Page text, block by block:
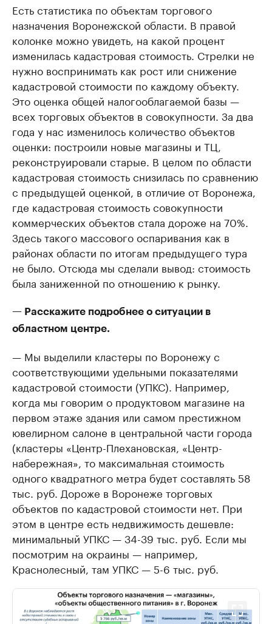
Есть статистика по объектам торгового
назначения Воронежской области. В правой
колонке можно увидеть, на какой процент
изменилась кадастровая стоимость. Стрелки не
нужно воспринимать как рост или снижение
кадастровой стоимости по каждому объекту.
Это оценка общей налогооблагаемой базы —
всех торговых объектов в совокупности. За два
года у нас изменилось количество объектов
оценки: построили новые магазины и ТЦ,
реконструировали старые. В целом по области
кадастровая стоимость снизилась по сравнению
с предыдущей оценкой, в отличие от Воронежа,
где кадастровая стоимость совокупности
коммерческих объектов стала дороже на 70%.
Здесь такого массового оспаривания как в
районах области по итогам предыдущего тура
не было. Отсюда мы сделали вывод: стоимость
была заниженной по отношению к рынку.
— Расскажите подробнее о ситуации в
областном центре.
— Мы выделили кластеры по Воронежу с
соответствующими удельными показателями
кадастровой стоимости (УПКС). Например,
когда мы говорим о продуктовом магазине на
первом этаже здания или самом престижном
ювелирном салоне в центральной части города
(кластеры «Центр-Плехановская, «Центр-
набережная», то максимальная стоимость
одного квадратного метра будет составлять 58
тыс. руб. Дороже в Воронеже торговых
объектов по кадастровой стоимости нет. При
этом в центре есть недвижимость дешевле:
минимальный УПКС — 34-39 тыс. руб. Если мы
посмотрим на окраины — например,
Краснолесный, там УПКС — 5-6 тыс. руб.